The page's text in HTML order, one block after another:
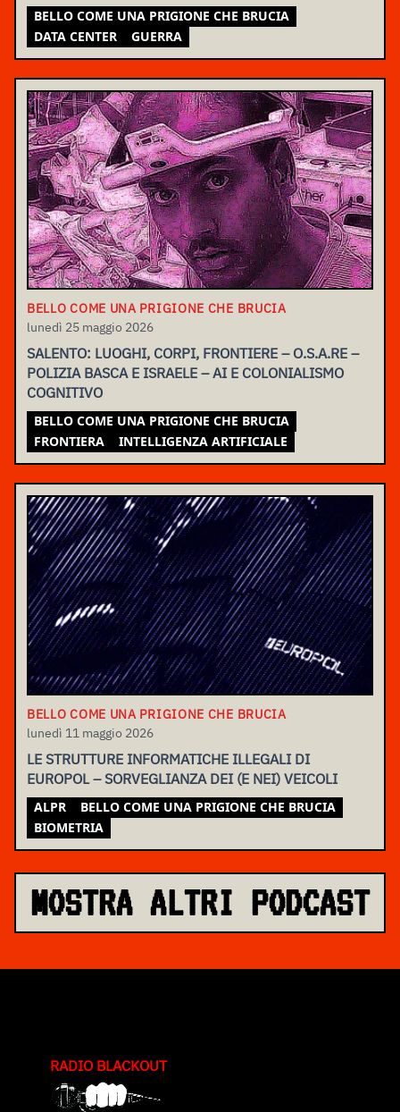
BELLO COME UNA PRIGIONE CHE BRUCIA
DATA CENTER
GUERRA
BELLO COME UNA PRIGIONE CHE BRUCIA
lunedì 25 maggio 2026
SALENTO: LUOGHI, CORPI, FRONTIERE – O.S.A.RE –
POLIZIA BASCA E ISRAELE – AI E COLONIALISMO
COGNITIVO
BELLO COME UNA PRIGIONE CHE BRUCIA
FRONTIERA
INTELLIGENZA ARTIFICIALE
BELLO COME UNA PRIGIONE CHE BRUCIA
lunedì 11 maggio 2026
LE STRUTTURE INFORMATICHE ILLEGALI DI
EUROPOL – SORVEGLIANZA DEI (E NEI) VEICOLI
ALPR
BELLO COME UNA PRIGIONE CHE BRUCIA
BIOMETRIA
MOSTRA ALTRI PODCAST
RADIO BLACKOUT